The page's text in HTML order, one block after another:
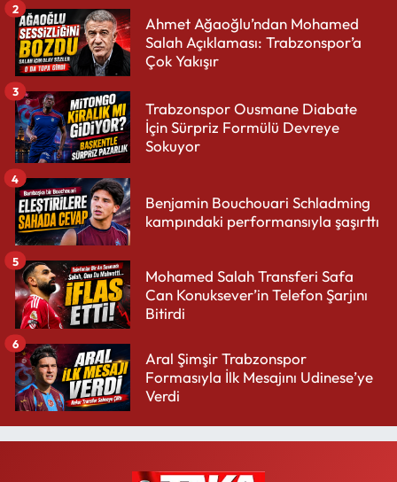
Ahmet Ağaoğlu’ndan Mohamed
Salah Açıklaması: Trabzonspor’a
Çok Yakışır
2
Trabzonspor Ousmane Diabate
İçin Sürpriz Formülü Devreye
Sokuyor
3
Benjamin Bouchouari Schladming
kampındaki performansıyla şaşırttı
4
Mohamed Salah Transferi Safa
Can Konuksever’in Telefon Şarjını
Bitirdi
5
Aral Şimşir Trabzonspor
Formasıyla İlk Mesajını Udinese’ye
Verdi
6